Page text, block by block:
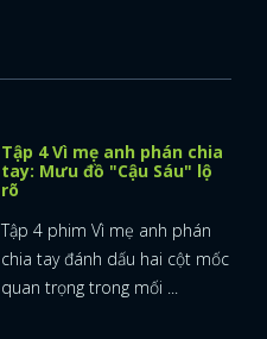
Tập 4 Vì mẹ anh phán chia
tay: Mưu đồ "Cậu Sáu" lộ
rõ
Tập 4 phim Vì mẹ anh phán
chia tay đánh dấu hai cột mốc
quan trọng trong mối ...